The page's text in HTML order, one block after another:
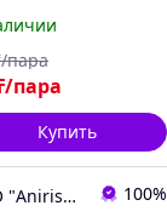
пара
пара
Купить
ТОО "Anirise" - изделия медицинского назначения 100%